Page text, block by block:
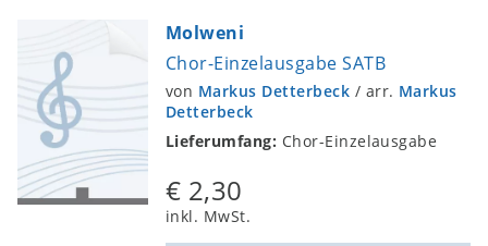
Molweni
Chor-Einzelausgabe SATB
von Markus Detterbeck / arr. Markus
Detterbeck
Lieferumfang: Chor-Einzelausgabe
€ 2,30
inkl. MwSt.